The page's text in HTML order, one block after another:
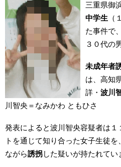
三重県御
中学生 （
た事件で
３０代の
未成年者
は、高知
詳・ 波川
川智央＝なみかわ ともひさ
発表によると波川智央容疑者は
トを通じて知り合った女子生徒
ながら誘拐した疑いが持たれてい